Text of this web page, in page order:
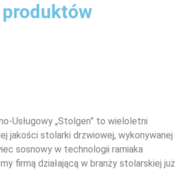
Usługowy „Stolgen” to wieloletni
jakości stolarki drzwiowej, wykonywanej
sosnowy w technologii ramiaka
firmą działającą w branży stolarskiej już